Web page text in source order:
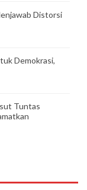
Distorsi
Demokrasi,
Tuntas